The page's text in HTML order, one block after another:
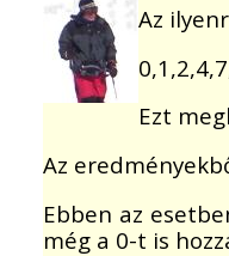
Az
Ezt
Az
Ebben az
még a 0-t is